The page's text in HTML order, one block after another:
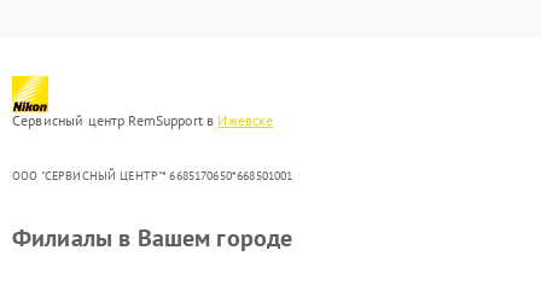
Сервисный центр RemSupport в Ижевске
ООО "СЕРВИСНЫЙ ЦЕНТР"* 6685170650*668501001
Филиалы в Вашем городе